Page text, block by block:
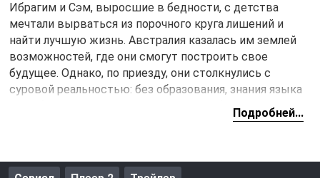
Ибрагим и Сэм, выросшие в бедности, с детства
мечтали вырваться из порочного круга лишений и
найти лучшую жизнь. Австралия казалась им землей
возможностей, где они смогут построить свое
будущее. Однако, по приезду, они столкнулись с
суровой реальностью: без образования, знания языка
и необходимых навыков их надежды быстро рухнули.
Общество отторгло их, и они оказались на его обочине,
Подробней...